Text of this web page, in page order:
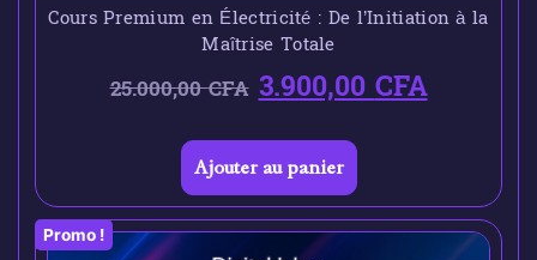
Cours Premium en Électricité : De l’Initiation à la
Maîtrise Totale
25.000,00CFA 3.900,00CFA
Ajouter au panier
Promo !